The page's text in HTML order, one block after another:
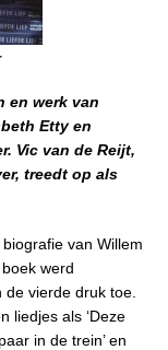
en werk van
Etty en
Vic van de Reijt,
treedt op als
van Willem
boek werd
vierde druk toe.
liedjes als ‘Deze
in de trein’ en